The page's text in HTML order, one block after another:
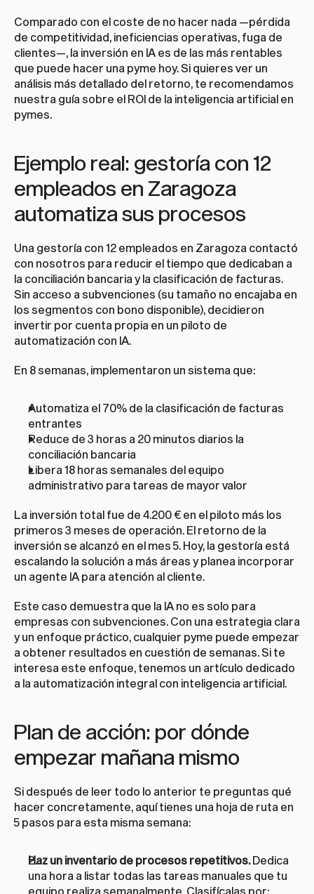
Comparado con el coste de no hacer nada —pérdida
de competitividad, ineficiencias operativas, fuga de
clientes—, la inversión en IA es de las más rentables
que puede hacer una pyme hoy. Si quieres ver un
análisis más detallado del retorno, te recomendamos
nuestra guía sobre el ROI de la inteligencia artificial en
pymes.
Ejemplo real: gestoría con 12
empleados en Zaragoza
automatiza sus procesos
Una gestoría con 12 empleados en Zaragoza contactó
con nosotros para reducir el tiempo que dedicaban a
la conciliación bancaria y la clasificación de facturas.
Sin acceso a subvenciones (su tamaño no encajaba en
los segmentos con bono disponible), decidieron
invertir por cuenta propia en un piloto de
automatización con IA.
En 8 semanas, implementaron un sistema que:
Automatiza el 70% de la clasificación de facturas
entrantes
Reduce de 3 horas a 20 minutos diarios la
conciliación bancaria
Libera 18 horas semanales del equipo
administrativo para tareas de mayor valor
La inversión total fue de 4.200 € en el piloto más los
primeros 3 meses de operación. El retorno de la
inversión se alcanzó en el mes 5. Hoy, la gestoría está
escalando la solución a más áreas y planea incorporar
un agente IA para atención al cliente.
Este caso demuestra que la IA no es solo para
empresas con subvenciones. Con una estrategia clara
y un enfoque práctico, cualquier pyme puede empezar
a obtener resultados en cuestión de semanas. Si te
interesa este enfoque, tenemos un artículo dedicado
a la automatización integral con inteligencia artificial.
Plan de acción: por dónde
empezar mañana mismo
Si después de leer todo lo anterior te preguntas qué
hacer concretamente, aquí tienes una hoja de ruta en
5 pasos para esta misma semana:
Haz un inventario de procesos repetitivos. Dedica
una hora a listar todas las tareas manuales que tu
equipo realiza semanalmente. Clasifícalas por: